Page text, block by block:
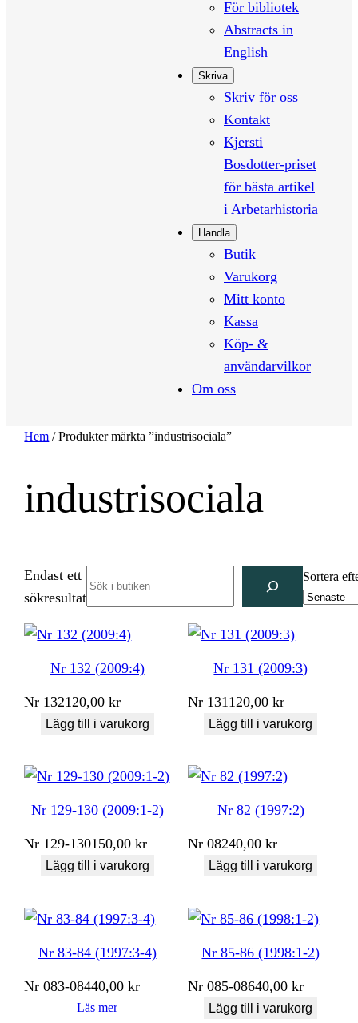
För bibliotek
Abstracts in
English
Skriva
Skriv för oss
Kontakt
Kjersti
Bosdotter-priset
för bästa artikel
i Arbetarhistoria
Handla
Butik
Varukorg
Mitt konto
Kassa
Köp- &
användarvilkor
Om oss
Hem / Produkter märkta ”industrisociala”
industrisociala
Endast ett
sökresultat
Sortera
Nr 132 (2009:4)
Nr 132120,00kr
Lägg till i varukorg
Nr 131 (2009:3)
Nr 131 120,00kr
Lägg till i varukorg
Nr 129-130 (2009:1-2)
Nr 129-130150,00kr
Lägg till i varukorg
Nr 82 (1997:2)
Nr 08240,00kr
Lägg till i varukorg
Nr 83-84 (1997:3-4)
Nr 083-08440,00kr
Läs mer
Nr 85-86 (1998:1-2)
Nr 085-08640,00kr
Lägg till i varukorg